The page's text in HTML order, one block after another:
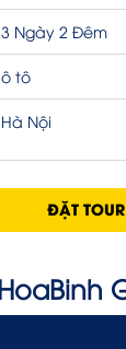
3 Ngày 2 Đêm
ô tô
Hà Nội
ĐẶT TOUR